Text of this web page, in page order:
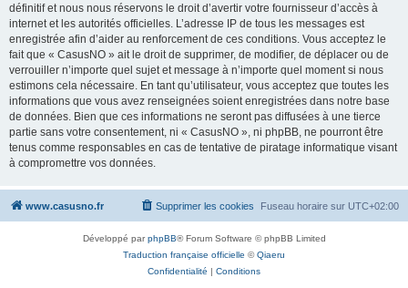
définitif et nous nous réservons le droit d’avertir votre fournisseur d’accès à
internet et les autorités officielles. L’adresse IP de tous les messages est
enregistrée afin d’aider au renforcement de ces conditions. Vous acceptez le
fait que « CasusNO » ait le droit de supprimer, de modifier, de déplacer ou de
verrouiller n’importe quel sujet et message à n’importe quel moment si nous
estimons cela nécessaire. En tant qu’utilisateur, vous acceptez que toutes les
informations que vous avez renseignées soient enregistrées dans notre base
de données. Bien que ces informations ne seront pas diffusées à une tierce
partie sans votre consentement, ni « CasusNO », ni phpBB, ne pourront être
tenus comme responsables en cas de tentative de piratage informatique visant
à compromettre vos données.
www.casusno.fr Fuseau horaire sur UTC+02:00
Supprimer les cookies
Développé parphpBB® Forum Software © phpBB Limited
Traduction française officielle ©Qiaeru
Confidentialité | Conditions